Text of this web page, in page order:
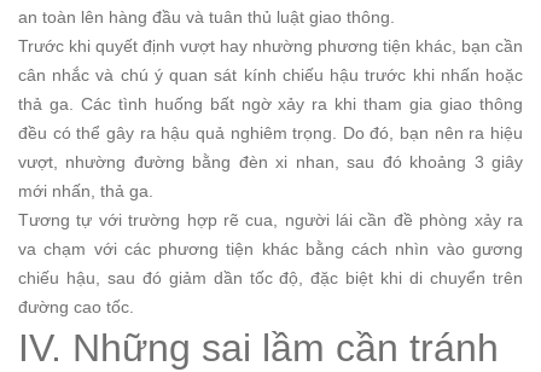
an toàn lên hàng đầu và tuân thủ luật giao thông.
Trước khi quyết định vượt hay nhường phương tiện khác, bạn cần
cân nhắc và chú ý quan sát kính chiếu hậu trước khi nhấn hoặc
thả ga. Các tình huống bất ngờ xảy ra khi tham gia giao thông
đều có thể gây ra hậu quả nghiêm trọng. Do đó, bạn nên ra hiệu
vượt, nhường đường bằng đèn xi nhan, sau đó khoảng 3 giây
mới nhấn, thả ga.
Tương tự với trường hợp rẽ cua, người lái cần đề phòng xảy ra
va chạm với các phương tiện khác bằng cách nhìn vào gương
chiếu hậu, sau đó giảm dần tốc độ, đặc biệt khi di chuyển trên
đường cao tốc.
IV. Những sai lầm cần tránh